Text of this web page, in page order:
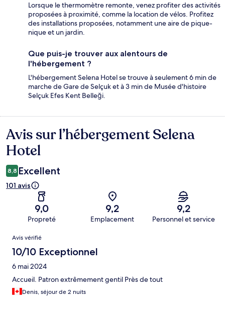
Lorsque le thermomètre remonte, venez profiter des activités
proposées à proximité, comme la location de vélos. Profitez
des installations proposées, notamment une aire de pique-
nique et un jardin.
Que puis-je trouver aux alentours de
l'hébergement ?
L'hébergement Selena Hotel se trouve à seulement 6 min de
marche de Gare de Selçuk et à 3 min de Musée d'histoire
Selçuk Efes Kent Belleği.
Avis
Avis sur l’hébergement Selena
Hotel
8,8 Excellent
101 avis
9,0
Propreté
9,2
Emplacement
9,2
Personnel et service
Avis
Avis vérifié
10/10 Exceptionnel
6 mai 2024
Accueil. Patron extrêmement gentil Près de tout
Denis, séjour de 2 nuits